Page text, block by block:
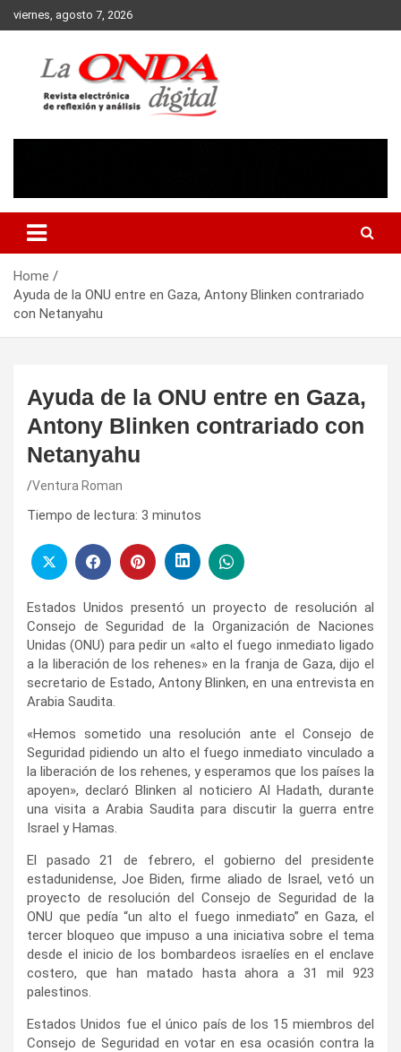
Skip
to
viernes, agosto 7, 2026
Home
Ayuda de la ONU entre en Gaza, Antony Blinken contrariado
con ​Netanyahu
Ayuda de la ONU entre en Gaza,
Antony Blinken contrariado con ​
Netanyahu
Ventura Roman
Tiempo de lectura: 3 minutos
Estados Unidos presentó un proyecto de resolución al
Consejo de Seguridad de la Organización de Naciones
Unidas (ONU) para pedir un «alto el fuego inmediato ligado
a la liberación de los rehenes» en la franja de Gaza, dijo el
secretario de Estado, Antony Blinken, en una entrevista en
Arabia Saudita.
«Hemos sometido una resolución ante el Consejo de
Seguridad pidiendo un alto el fuego inmediato vinculado a
la liberación de los rehenes, y esperamos que los países la
apoyen», declaró Blinken al noticiero Al Hadath, durante
una visita a Arabia Saudita para discutir la guerra entre
Israel y Hamas.
El pasado 21 de febrero, el gobierno del presidente
estadunidense, Joe Biden, firme aliado de Israel, vetó un
proyecto de resolución del Consejo de Seguridad de la
ONU que pedía “un alto el fuego inmediato” en Gaza, el
tercer bloqueo que impuso a una iniciativa sobre el tema
desde el inicio de los bombardeos israelíes en el enclave
costero, que han matado hasta ahora a 31 mil 923
palestinos.
Estados Unidos fue el único país de los 15 miembros del
Consejo de Seguridad en votar en esa ocasión contra la